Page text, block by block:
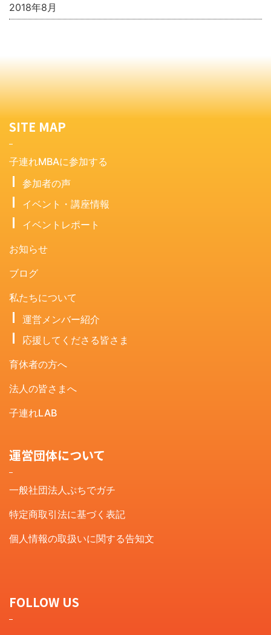
2018年8月
SITE MAP
子連れMBAに参加する
参加者の声
イベント・講座情報
イベントレポート
お知らせ
ブログ
私たちについて
運営メンバー紹介
応援してくださる皆さま
育休者の方へ
法人の皆さまへ
子連れLAB
運営団体について
一般社団法人ぷちでガチ
特定商取引法に基づく表記
個人情報の取扱いに関する告知文
FOLLOW US